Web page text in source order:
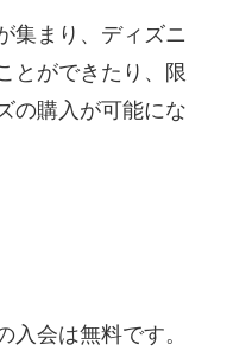
集まり、ディズニ
とができたり、限
の購入が可能にな
入会は無料です。